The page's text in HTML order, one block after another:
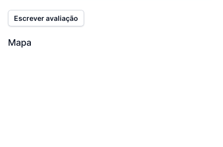
Escrever avaliação
Mapa